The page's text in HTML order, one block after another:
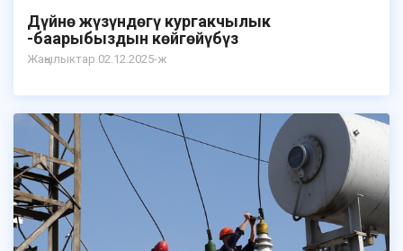
Дүйнө жүзүндөгү кургакчылык
-баарыбыздын көйгөйүбүз
Жаңылыктар 02.12.2025-ж